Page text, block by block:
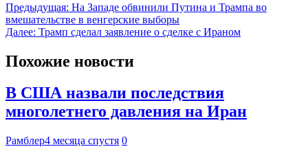
Предыдущая: На Западе обвинили Путина и Трампа во
вмешательстве в венгерские выборы
Далее: Трамп сделал заявление о сделке с Ираном
Похожие новости
В США назвали последствия
многолетнего давления на Иран
Рамблер4 месяца спустя 0